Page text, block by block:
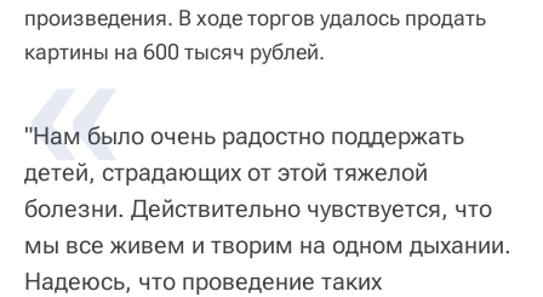
произведения. В ходе торгов удалось продать
картины на 600 тысяч рублей.
"Нам было очень радостно поддержать
детей, страдающих от этой тяжелой
болезни. Действительно чувствуется, что
мы все живем и творим на одном дыхании.
Надеюсь, что проведение таких